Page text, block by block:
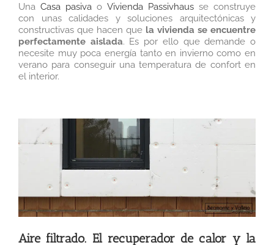
UnaCasa pasiva o Vivienda Passivhausse construye
con unas calidades y soluciones arquitectónicas y
constructivas que hacen que la vivienda se encuentre
perfectamente aislada. Es por ello que demande o
necesite muy poca energía tanto en invierno como en
verano para conseguir una temperatura de confort en
el interior.
Aire filtrado. El recuperador de calor y la